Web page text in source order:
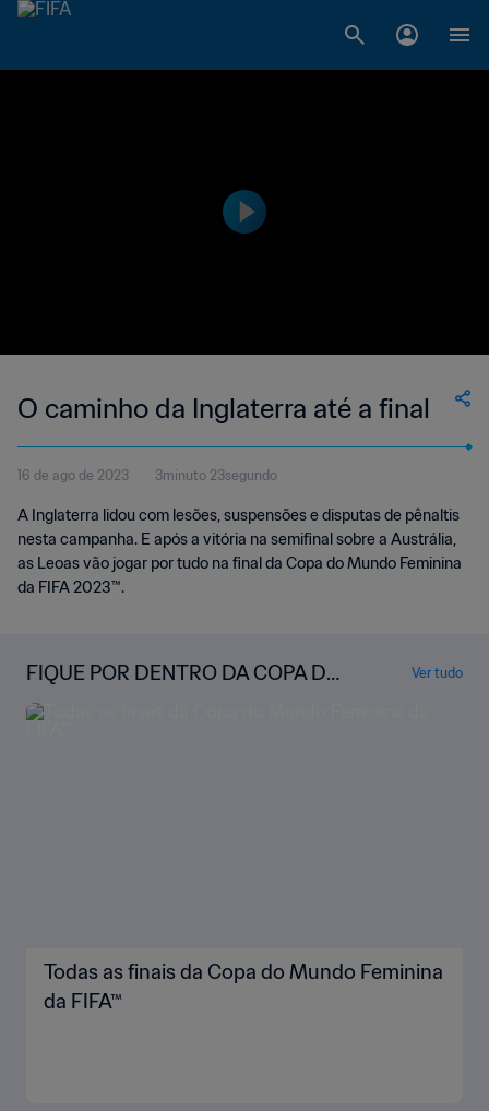
O caminho da Inglaterra até a final
16 de ago de 2023 3minuto 23segundo
A Inglaterra lidou com lesões, suspensões e disputas de pênaltis
nesta campanha. E após a vitória na semifinal sobre a Austrália,
as Leoas vão jogar por tudo na final da Copa do Mundo Feminina
da FIFA 2023™.
FIQUE POR DENTRO DA COPA DO
MUNDO FEMININA DA FIFA™
Ver tudo
Todas as finais da Copa do Mundo Feminina
da FIFA™